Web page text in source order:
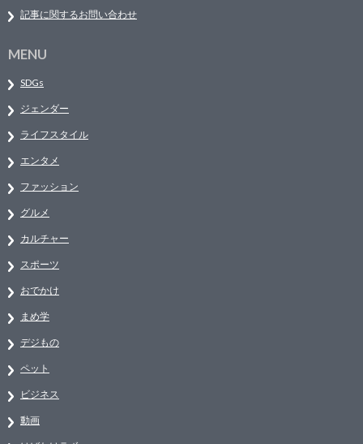
記事に関するお問い合わせ
MENU
SDGs
ジェンダー
ライフスタイル
エンタメ
ファッション
グルメ
カルチャー
スポーツ
おでかけ
まめ学
デジもの
ペット
ビジネス
動画